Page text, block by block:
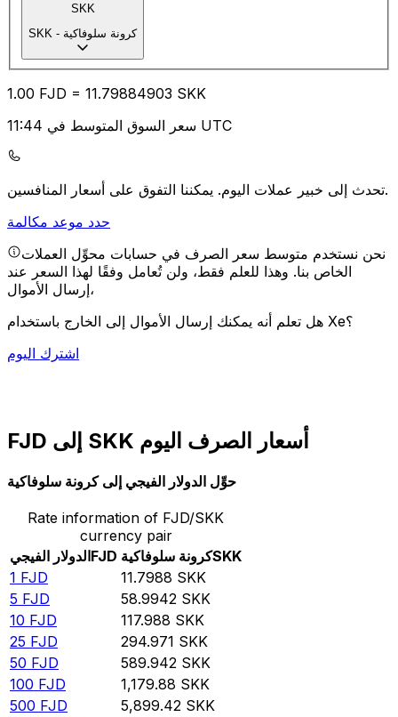
SKK
SKK - كرونة سلوفاكية
1.00 FJD = 11.79884903 SKK
سعر السوق المتوسط في 11:44 UTC
تحدث إلى خبير عملات اليوم.يمكننا التفوق على أسعار المنافسين.
حدد موعد مكالمة
نحن نستخدم متوسط سعر الصرف في حسابات محوِّل العملات
الخاص بنا. وهذا للعلم فقط، ولن تُعامل وفقًا لهذا السعر عند
إرسال الأموال،
هل تعلم أنه يمكنك إرسال الأموال إلى الخارج باستخدام Xe؟
اشترك اليوم
FJD إلى SKK أسعار الصرف اليوم
حوِّل الدولار الفيجي إلى كرونة سلوفاكية
Rate information of FJD/SKK
currency pair
الدولار الفيجيFJD كرونة سلوفاكيةSKK
1 FJD 11.7988 SKK
5 FJD 58.9942 SKK
10 FJD 117.988 SKK
25 FJD 294.971 SKK
50 FJD 589.942 SKK
100 FJD 1,179.88 SKK
500 FJD 5,899.42 SKK